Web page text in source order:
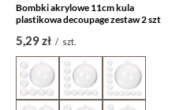
Bombki akrylowe 11cm kula
plastikowa decoupage zestaw 2 szt
5,29 zł / szt.